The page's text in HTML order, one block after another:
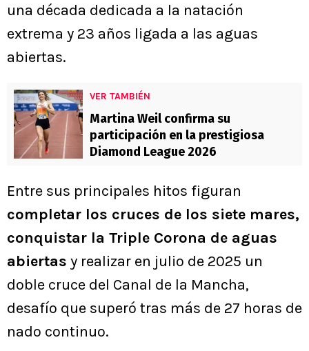
una década dedicada a la natación
extrema y 23 años ligada a las aguas
abiertas.
VER TAMBIÉN
Martina Weil confirma su
participación en la prestigiosa
Diamond League 2026
Entre sus principales hitos figuran
completar los cruces de los siete mares,
conquistar la Triple Corona de aguas
abiertas y realizar en julio de 2025 un
doble cruce del Canal de la Mancha,
desafío que superó tras más de 27 horas de
nado continuo.